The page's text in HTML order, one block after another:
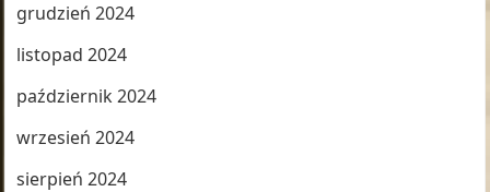
grudzień 2024
listopad 2024
październik 2024
wrzesień 2024
sierpień 2024